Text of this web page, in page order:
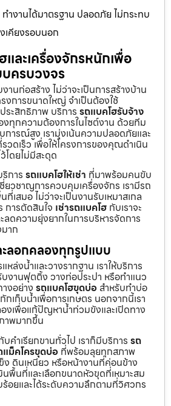
ำงานได้มาตรฐาน ปลอดภัย ไม่กระทบ
เคียงรอบนอก
และเครื่องจักรหนักเพื่อ
ครบวงจร
านก่อสร้าง ไม่ว่าจะเป็นการสร้างบ้าน
งการขนาดใหญ่ จำเป็นต้องใช้
ระสิทธิภาพ บริการ รถแบคโฮรับจ้าง
ทุกความต้องการในไซต์งาน ด้วยทีม
ารณ์สูง เรามุ่งเน้นความปลอดภัยและ
วดเร็ว เพื่อให้โครงการของคุณดำเนิน
โดยไม่มีสะดุด
การ รถแบคโฮให้เช่า ที่มาพร้อมคนขับ
ยวชาญการควบคุมเครื่องจักร เรามีรถ
เสมอ ไม่ว่าจะเป็นงานรับเหมาสเกล
การตัดสินใจ เช่ารถแบคโฮ กับเราจะ
ดความยุ่งยากในการบริหารจัดการ
าก
ะลอกคลองทุกรูปแบบ
ล่งน้ำและวางรากฐาน เราให้บริการ
บงานฟุตติ้ง วางท่อประปา หรือทำแนว
งอย่าง รถแบคโฮขุดบ่อ สำหรับทำบ่อ
กเก็บน้ำเพื่อการเกษตร นอกจากนี้เรา
งเพื่อแก้ปัญหาน้ำท่วมขังและเปิดทาง
าพมากขึ้น
คำเรียกขานทั่วไป เราก็มีบริการ รถ
แม็คโครขุดบ่อ ที่พร้อมลุยทุกสภาพ
ง ดินเหนียว หรือหน้างานที่ค่อนข้าง
นพื้นที่และเลือกขนาดหัวขุดที่เหมาะสม
ร้อยและได้ระดับความลึกตามที่วิศวกร